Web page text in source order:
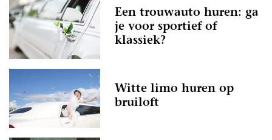
Een trouwauto huren: ga
je voor sportief of
klassiek?
Witte limo huren op
bruiloft